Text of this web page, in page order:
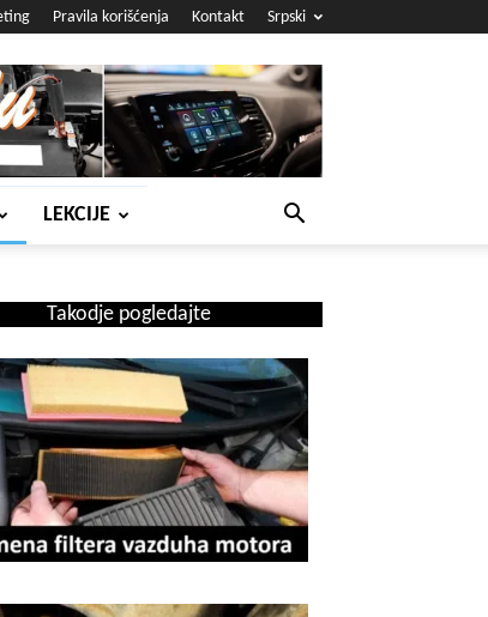
Pravila korišćenja Kontakt Srpski
LEKCIJE
Takodje pogledajte